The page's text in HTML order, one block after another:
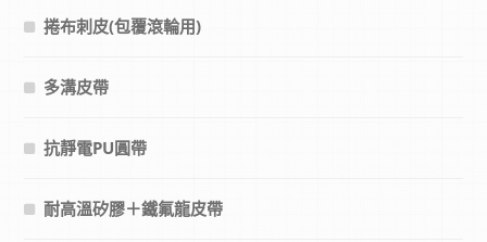
捲布刺皮(包覆滾輪用)
多溝皮帶
抗靜電PU圓帶
耐高溫矽膠＋鐵氟龍皮帶